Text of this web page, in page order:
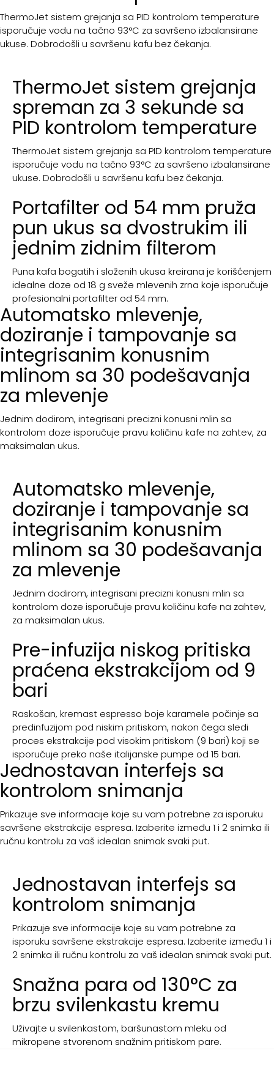
ThermoJet sistem grejanja sa PID kontrolom temperature
isporučuje vodu na tačno 93°C za savršeno izbalansirane
ukuse. Dobrodošli u savršenu kafu bez čekanja.
ThermoJet sistem grejanja
spreman za 3 sekunde sa
PID kontrolom temperature
ThermoJet sistem grejanja sa PID kontrolom temperature
isporučuje vodu na tačno 93°C za savršeno izbalansirane
ukuse. Dobrodošli u savršenu kafu bez čekanja.
Portafilter od 54 mm pruža
pun ukus sa dvostrukim ili
jednim zidnim filterom
Puna kafa bogatih i složenih ukusa kreirana je korišćenjem
idealne doze od 18 g sveže mlevenih zrna koje isporučuje
profesionalni portafilter od 54 mm.
Automatsko mlevenje,
doziranje i tampovanje sa
integrisanim konusnim
mlinom sa 30 podešavanja
za mlevenje
Jednim dodirom, integrisani precizni konusni mlin sa
kontrolom doze isporučuje pravu količinu kafe na zahtev, za
maksimalan ukus.
Automatsko mlevenje,
doziranje i tampovanje sa
integrisanim konusnim
mlinom sa 30 podešavanja
za mlevenje
Jednim dodirom, integrisani precizni konusni mlin sa
kontrolom doze isporučuje pravu količinu kafe na zahtev,
za maksimalan ukus.
Pre-infuzija niskog pritiska
praćena ekstrakcijom od 9
bari
Raskošan, kremast espresso boje karamele počinje sa
predinfuzijom pod niskim pritiskom, nakon čega sledi
proces ekstrakcije pod visokim pritiskom (9 bari) koji se
isporučuje preko naše italijanske pumpe od 15 bari.
Jednostavan interfejs sa
kontrolom snimanja
Prikazuje sve informacije koje su vam potrebne za isporuku
savršene ekstrakcije espresa. Izaberite između 1 i 2 snimka ili
ručnu kontrolu za vaš idealan snimak svaki put.
Jednostavan interfejs sa
kontrolom snimanja
Prikazuje sve informacije koje su vam potrebne za
isporuku savršene ekstrakcije espresa. Izaberite između 1 i
2 snimka ili ručnu kontrolu za vaš idealan snimak svaki put.
Snažna para od 130°C za
brzu svilenkastu kremu
Uživajte u svilenkastom, baršunastom mleku od
mikropene stvorenom snažnim pritiskom pare.